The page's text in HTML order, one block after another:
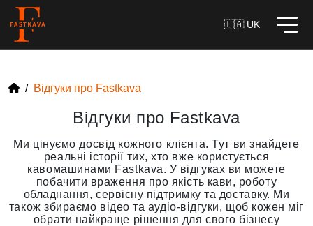
🇺🇦 UK
Відгуки про Fastkava
Відгуки про Fastkava
Ми цінуємо досвід кожного клієнта. Тут ви знайдете
реальні історії тих, хто вже користується
кавомашинами Fastkava. У відгуках ви можете
побачити враження про якість кави, роботу
обладнання, сервісну підтримку та доставку. Ми
також збираємо відео та аудіо-відгуки, щоб кожен міг
обрати найкраще рішення для свого бізнесу